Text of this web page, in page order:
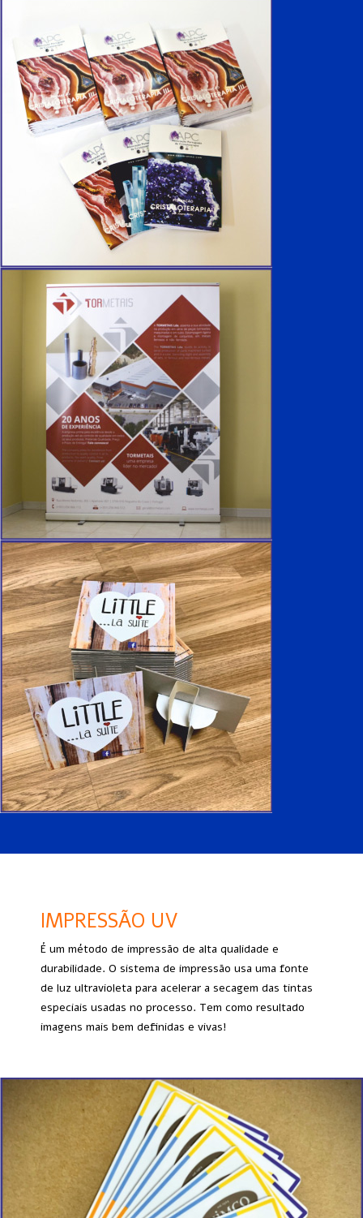
IMPRESSÃO UV
É um método de impressão de alta qualidade e
durabilidade. O sistema de impressão usa uma fonte
de luz ultravioleta para acelerar a secagem das tintas
especiais usadas no processo. Tem como resultado
imagens mais bem definidas e vivas!